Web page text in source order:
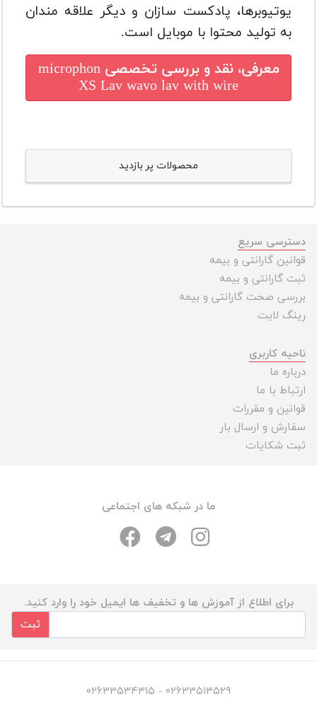
یوتیوبرها، پادکست سازان و دیگر علاقه مندان
به تولید محتوا با موبایل است.
معرفی، نقد و بررسی تخصصیmicrophon
XS Lav wavo lav with wire
محصولات پر بازدید
دسترسی سریع
قوانین گارانتی و بیمه
ثبت گارانتی و بیمه
بررسی صحت گارانتی و بیمه
رینگ لایت
ناحیه کاربری
درباره ما
ارتباط با ما
قوانین و مقررات
سفارش و ارسال بار
ثبت شکایات
ما در شبکه های اجتماعی
برای اطلاع از آموزش ها و تخفیف ها ایمیل خود را وارد کنید.
ثبت
۰۲۶۳۳۵۱۳۵۲۹ - ۰۲۶۳۳۵۳۴۳۱۵